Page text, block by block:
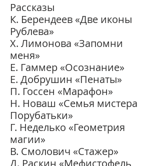
Рассказы
К. Берендеев «Две иконы
Рублева»
Х. Лимонова «Запомни
меня»
Е. Гаммер «Осознание»
Е. Добрушин «Пенаты»
П. Госсен «Марафон»
Н. Новаш «Семья мистера
Порубатьки»
Г. Неделько «Геометрия
магии»
В. Смолович «Стажер»